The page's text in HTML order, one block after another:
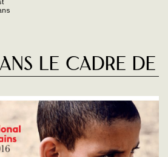
le cadre de